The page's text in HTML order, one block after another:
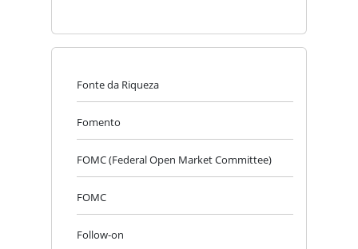
Fonte da Riqueza
Fomento
FOMC (Federal Open Market Committee)
FOMC
Follow-on